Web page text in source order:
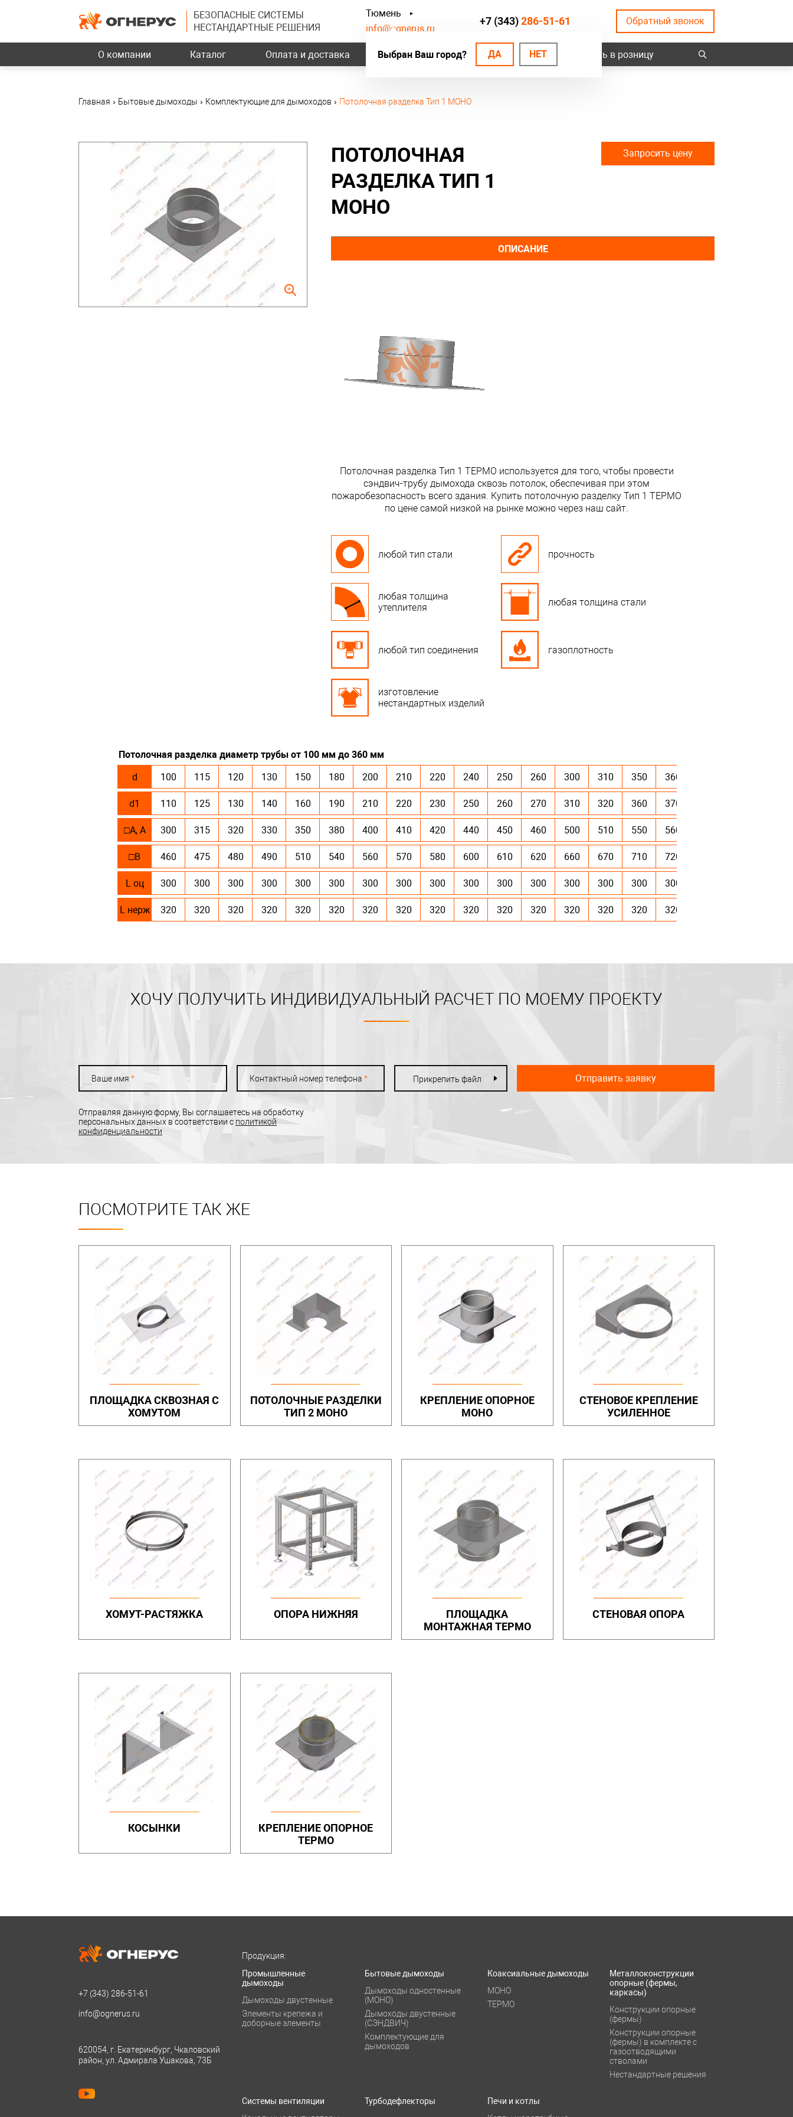
БЕЗОПАСНЫЕ СИСТЕМЫ
НЕСТАНДАРТНЫЕ РЕШЕНИЯ
Тюмень
Выбран Ваш город? ДА НЕТ
info@ognerus.ru
+7 (343)286-51-61 Обратный звонок
О компании Каталог Оплата и доставка Наши объекты Контакты Купить в розницу
Главная › Бытовые дымоходы › Комплектующие для дымоходов › Потолочная разделка Тип 1 МОНО
ПОТОЛОЧНАЯ
РАЗДЕЛКА ТИП 1
МОНО
Запросить цену
ОПИСАНИЕ
Потолочная разделка Тип 1 ТЕРМО используется для того, чтобы провести
сэндвич-трубу дымохода сквозь потолок, обеспечивая при этом
пожаробезопасность всего здания. Купить потолочную разделку Тип 1 ТЕРМО
по цене самой низкой на рынке можно через наш сайт.
любой тип стали прочность
любая толщина
утеплителя
любая толщина стали
любой тип соединения газоплотность
изготовление
нестандартных изделий
Потолочная разделка диаметр трубы от 100 мм до 360 мм
d
100 115 120 130 150 180 200 210 220 240 250 260 300 310 350 360
d1 110 125 130 140 160 190 210 220 230 250 260 270 310 320 360 370
□А, А 300 315 320 330 350 380 400 410 420 440 450 460 500 510 550 560
□В 460 475 480 490 510 540 560 570 580 600 610 620 660 670 710 720
L оц 300 300 300 300 300 300 300 300 300 300 300 300 300 300 300 300
L нерж 320 320 320 320 320 320 320 320 320 320 320 320 320 320 320 320
ХОЧУ ПОЛУЧИТЬ ИНДИВИДУАЛЬНЫЙ РАСЧЕТ ПО МОЕМУ ПРОЕКТУ
Ваше имя * Контактный номер телефона * Прикрепить файл Отправить заявку
Отправляя данную форму, Вы соглашаетесь на обработку
персональных данных в соответствии с политикой
конфиденциальности
ПОСМОТРИТЕ ТАК ЖЕ
ПЛОЩАДКА СКВОЗНАЯ С
ХОМУТОМ
ПОТОЛОЧНЫЕ РАЗДЕЛКИ
ТИП 2 МОНО
КРЕПЛЕНИЕ ОПОРНОЕ
МОНО
СТЕНОВОЕ КРЕПЛЕНИЕ
УСИЛЕННОЕ
ХОМУТ-РАСТЯЖКА ОПОРА НИЖНЯЯ
ПЛОЩАДКА
МОНТАЖНАЯ ТЕРМО
СТЕНОВАЯ ОПОРА
КОСЫНКИ
КРЕПЛЕНИЕ ОПОРНОЕ
ТЕРМО
+7 (343) 286-51-61
info@ognerus.ru
620054, г. Екатеринбург, Чкаловский
район, ул. Адмирала Ушакова, 73Б
Продукция:
Промышленные
дымоходы
Дымоходы двустенные
Элементы крепежа и
доборные элементы
Бытовые дымоходы
Дымоходы одностенные
(МОНО)
Дымоходы двустенные
(СЭНДВИЧ)
Комплектующие для
дымоходов
Коаксиальные дымоходы
МОНО
ТЕРМО
Металлоконструкции
опорные (фермы,
каркасы)
Конструкции опорные
(фермы)
Конструкции опорные
(фермы) в комплекте с
газоотводящими
стволами
Нестандартные решения
Системы вентиляции
Турбодефлекторы
Печи и котлы